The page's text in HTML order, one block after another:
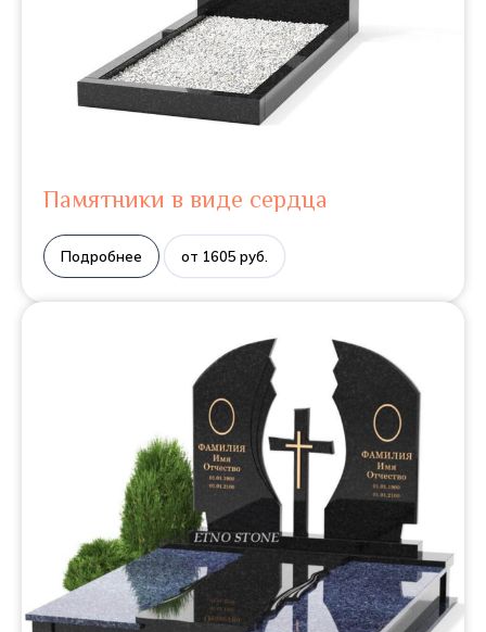
Памятники в виде сердца
Подробнее от 1605 руб.